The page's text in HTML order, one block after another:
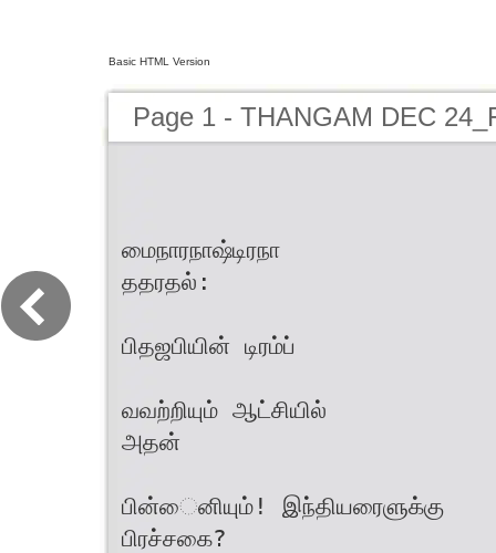
Basic HTML Version
Page 1 - THANGAM DEC
மைநாரநாஷ்டிரநா
ததரதல்:
பிதஜபியின் டிரம்ப்
வவற்றியும் ஆட்சியில்
அதன்
பின்ைனியும்! இந்தியரைளுக்கு
பிரச்சகை?